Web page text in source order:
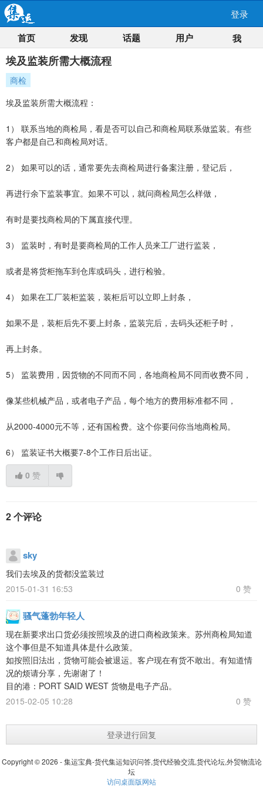
登录
首页 发现 话题 用户 我
埃及监装所需大概流程
商检
埃及监装所需大概流程：
1） 联系当地的商检局，看是否可以自己和商检局联系做监装。有些
客户都是自己和商检局对话。
2） 如果可以的话，通常要先去商检局进行备案注册，登记后，
再进行余下监装事宜。如果不可以，就问商检局怎么样做，
有时是要找商检局的下属直接代理。
3） 监装时，有时是要商检局的工作人员来工厂进行监装，
或者是将货柜拖车到仓库或码头，进行检验。
4） 如果在工厂装柜监装，装柜后可以立即上封条，
如果不是，装柜后先不要上封条，监装完后，去码头还柜子时，
再上封条。
5） 监装费用，因货物的不同而不同，各地商检局不同而收费不同，
像某些机械产品，或者电子产品，每个地方的费用标准都不同，
从2000-4000元不等，还有国检费。这个你要问你当地商检局。
6） 监装证书大概要7-8个工作日后出证。
0 赞
2 个评论
sky
我们去埃及的货都没监装过
2015-01-31 16:53
0 赞
骚气蓬勃年轻人
现在新要求出口货必须按照埃及的进口商检政策来。苏州商检局知道
这个事但是不知道具体是什么政策。
如按照旧法出，货物可能会被退运。客户现在有货不敢出。有知道情
况的烦请分享，先谢谢了！
目的港：PORT SAID WEST 货物是电子产品。
2015-02-05 10:28
0 赞
登录进行回复
Copyright © 2026 - 集运宝典-货代集运知识问答,货代经验交流,货代论坛,外贸物流论
坛
访问桌面版网站